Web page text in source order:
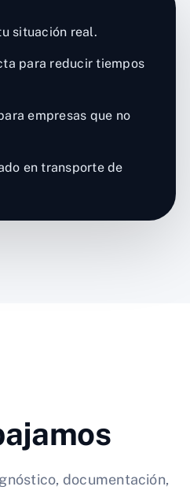
situación real.
para reducir tiempos
empresas que no
en transporte de
documentación,